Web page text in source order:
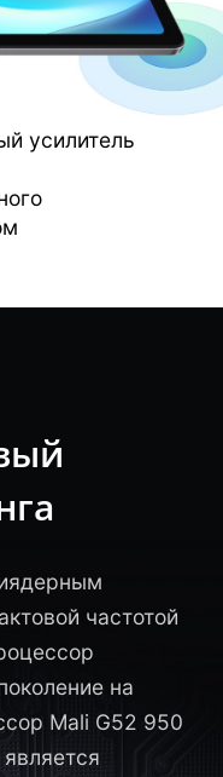
усилитель
частотой
на
Mali G52 950